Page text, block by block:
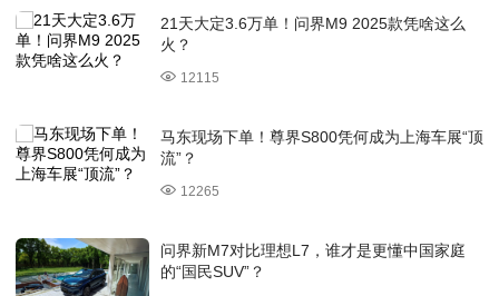
21天大定3.6万单！问界M9 2025款凭啥这么
火？
12115
马东现场下单！尊界S800凭何成为上海车展“顶
流”？
12265
问界新M7对比理想L7，谁才是更懂中国家庭
的“国民SUV”？